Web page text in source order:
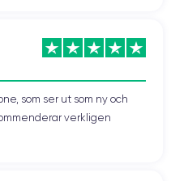
som ser ut som ny och
verkligen